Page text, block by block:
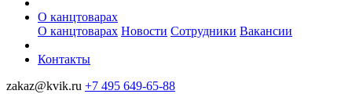
О канцтоварах
О канцтоварах Новости Сотрудники Вакансии
Контакты
zakaz@kvik.ru +7 495 649-65-88